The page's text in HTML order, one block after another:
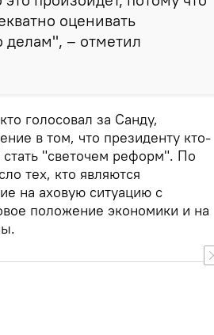
оценивать
делам", – отметил
голосовал за Санду,
в том, что президенту кто-
"светочем реформ". По
тех, кто являются
на аховую ситуацию с
положение экономики и на